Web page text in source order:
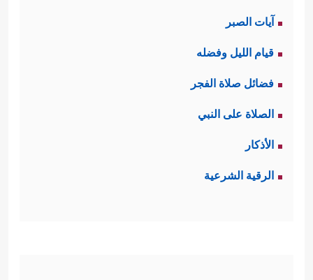
آيات الصبر
قيام الليل وفضله
فضائل صلاة الفجر
الصلاة على النبي
الأذكار
الرقية الشرعية